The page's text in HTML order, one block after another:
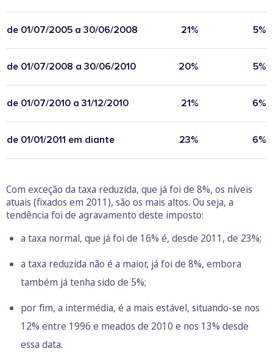
de 01/07/2005 a 30/06/2008 21% 5%
de 01/07/2008 a 30/06/2010 20% 5%
de 01/07/2010 a 31/12/2010 21% 6%
de 01/01/2011 em diante 23% 6%
Com exceção da taxa reduzida, que já foi de 8%, os níveis
atuais (fixados em 2011), são os mais altos. Ou seja, a
tendência foi de agravamento deste imposto:
a taxa normal, que já foi de 16% é, desde 2011, de 23%;
a taxa reduzida não é a maior, já foi de 8%, embora
também já tenha sido de 5%;
por fim, a intermédia, é a mais estável, situando-se nos
12% entre 1996 e meados de 2010 e nos 13% desde
essa data.